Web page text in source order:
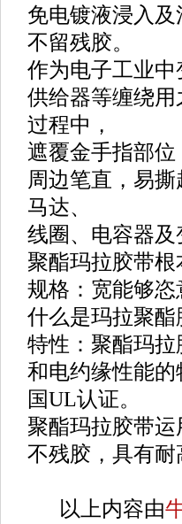
免电镀液浸入
不留残胶。
作为电子工业
供给器等缠绕
过程中，
遮覆金手指部
周边笔直，易
马达、
线圈、电容器
聚酯玛拉胶带根
规格：宽能够恣
什么是玛拉聚
特性：聚酯玛
和电约缘性能的
国UL认证。
聚酯玛拉胶带
不残胶，具有耐
以上内容由